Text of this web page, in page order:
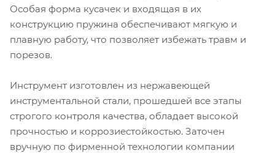
Особая форма кусачек и входящая в их
конструкцию пружина обеспечивают мягкую и
плавную работу, что позволяет избежать травм и
порезов.
Инструмент изготовлен из нержавеющей
инструментальной стали, прошедшей все этапы
строгого контроля качества, обладает высокой
прочностью и коррозиестойкостью. Заточен
вручную по фирменной технологии компании